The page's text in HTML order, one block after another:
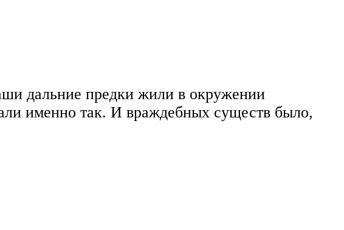
дальние предки жили в окружении
именно так. И враждебных существ было,